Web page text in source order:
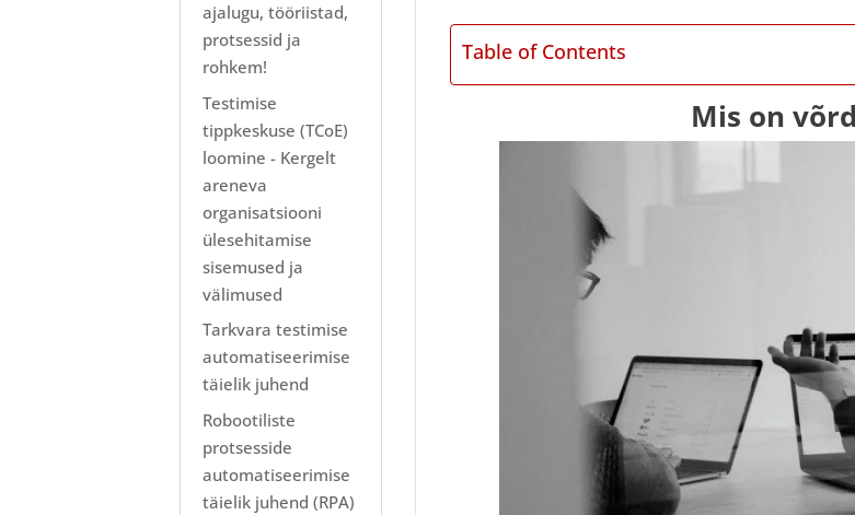
Table of Contents
Mis on
ajalugu, tööriistad,
protsessid ja
rohkem!
Testimise
tippkeskuse (TCoE)
loomine - Kergelt
areneva
organisatsiooni
ülesehitamise
sisemused ja
välimused
Tarkvara testimise
automatiseerimise
täielik juhend
Robootiliste
protsesside
automatiseerimise
täielik juhend (RPA)